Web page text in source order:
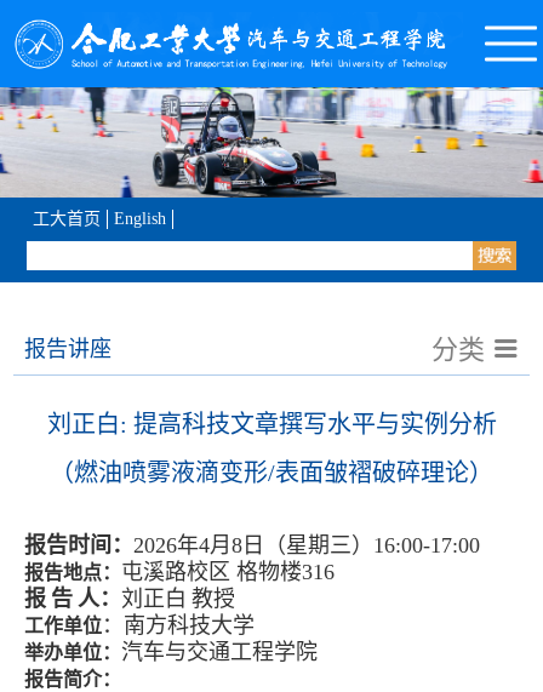
工大首页 English
报告讲座 分类
刘正白: 提高科技文章撰写水平与实例分析
（燃油喷雾液滴变形/表面皱褶破碎理论）
报告时间： 2026年4月8日（星期三）16:00-17:00
报告地点： 屯溪路校区 格物楼316
报 告 人： 刘正白 教授
工作单位：南方科技大学
举办单位： 汽车与交通工程学院
报告简介：